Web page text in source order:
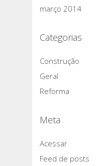
março 2014
Categorias
Construção
Geral
Reforma
Meta
Acessar
Feed de posts